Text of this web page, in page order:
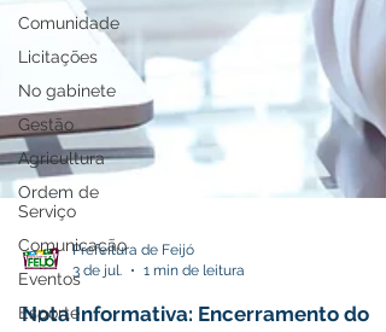
Comunidade
Licitações
No gabinete
Gestão
Agricultura
Ordem de
Serviço
Comunicação
Eventos
Esporte
Prefeitura de Feijó
3 de jul.
1 min de leitura